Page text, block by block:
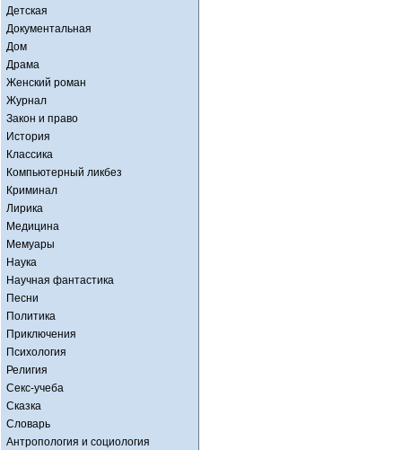
Детская
Документальная
Дом
Драма
Женский роман
Журнал
Закон и право
История
Классика
Компьютерный ликбез
Криминал
Лирика
Медицина
Мемуары
Наука
Научная фантастика
Песни
Политика
Приключения
Психология
Религия
Секс-учеба
Сказка
Словарь
Антропология и социология